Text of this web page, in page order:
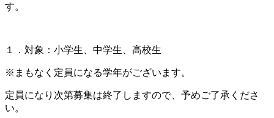
す。
１．対象：小学生、中学生、高校生
※まもなく定員になる学年がございます。
定員になり次第募集は終了しますので、予めご了承くださ
い。